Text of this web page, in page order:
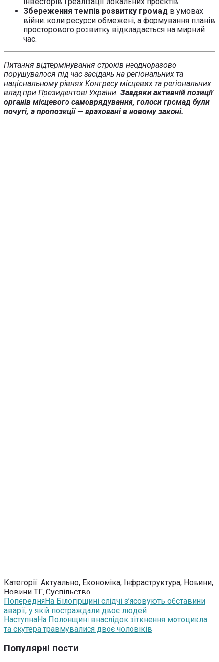
інвесторів і реалізації локальних проєктів.
Збереження темпів розвитку громад в умовах
війни, коли ресурси обмежені, а формування планів
просторового розвитку відкладається на мирний
час.
Питання відтермінування строків неодноразово
порушувалося під час засідань на регіональних та
національному рівнях Конгресу місцевих та регіональних
влад при Президентові України. Завдяки активній позиції
органів місцевого самоврядування, голоси громад були
почуті, а пропозиції — враховані в новому законі.
Категорії: Актуально, Економіка, Інфраструктура, Новини,
Новини ТГ, Суспільство
ПопередняНа Білогірщині слідчі з’ясовують обставини
аварії, у якій постраждали двоє людей
НаступнаНа Полонщині внаслідок зіткнення мотоцикла
та скутера травмувалися двоє чоловіків
Популярні пости